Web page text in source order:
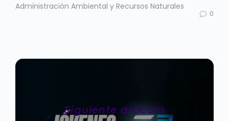
Administración Ambiental y Recursos Naturales
0
Siguiente artículo